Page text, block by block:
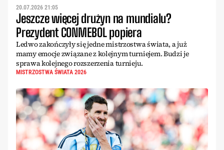
20.07.2026 21:05
Jeszcze więcej drużyn na mundialu?
Prezydent CONMEBOL popiera
Ledwo zakończyły się jedne mistrzostwa świata, a już
mamy emocje związane z kolejnym turniejem. Budzi je
sprawa kolejnego rozszerzenia turnieju.
MISTRZOSTWA ŚWIATA 2026